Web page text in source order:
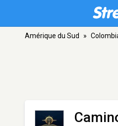
Amérique du Sud »